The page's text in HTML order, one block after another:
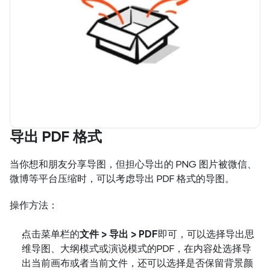
导出 PDF 格式
当你想和朋友分享导图，但担心导出的 PNG 图片被微信、
微博等平台压缩时，可以考虑导出 PDF 格式的导图。
操作方法：
点击菜单栏的文件 > 导出 > PDF即可，可以选择导出思
维导图、大纲模式或演说模式的PDF，在内容处选择导
出当前画布或者当前文件，还可以选择是否保留背景颜